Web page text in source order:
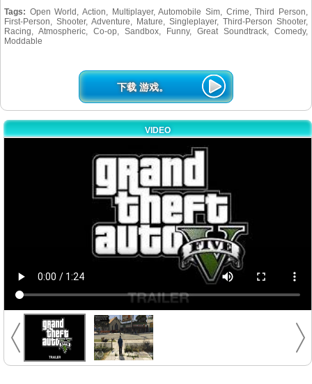
Tags: Open World, Action, Multiplayer, Automobile Sim, Crime, Third Person,
First-Person, Shooter, Adventure, Mature, Singleplayer, Third-Person Shooter,
Racing, Atmospheric, Co-op, Sandbox, Funny, Great Soundtrack, Comedy,
Moddable
下载 游戏。
VIDEO